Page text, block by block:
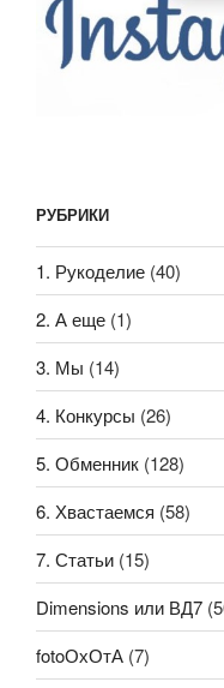
РУБРИКИ
1. Рукоделие (40)
2. А еще (1)
3. Мы (14)
4. Конкурсы (26)
5. Обменник (128)
6. Хвастаемся (58)
7. Статьи (15)
Dimensions или ВД7
fotoОхОтА (7)